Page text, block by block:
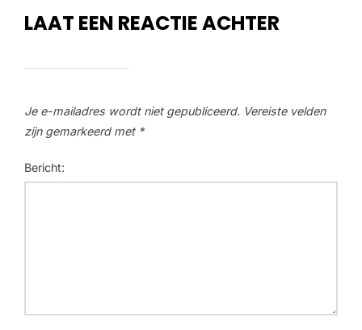
LAAT EEN REACTIE ACHTER
Je e-mailadres wordt niet gepubliceerd. Vereiste velden
zijn gemarkeerd met *
Bericht: